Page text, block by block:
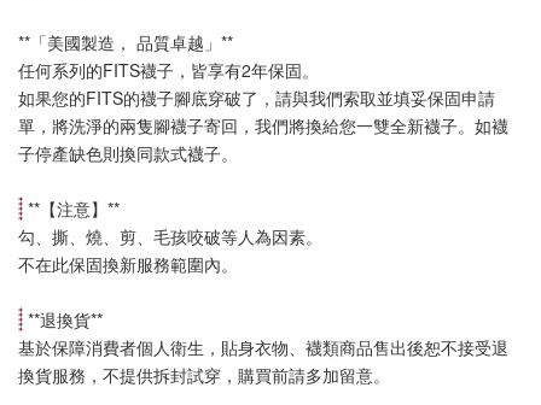
**「美國製造， 品質卓越」**
任何系列的FITS襪子，皆享有2年保固。
如果您的FITS的襪子腳底穿破了，請與我們索取並填妥保固申請
單，將洗淨的兩隻腳襪子寄回，我們將換給您一雙全新襪子。如襪
子停產缺色則換同款式襪子。
**【注意】**
勾、撕、燒、剪、毛孩咬破等人為因素。
不在此保固換新服務範圍內。
**退換貨**
基於保障消費者個人衛生，貼身衣物、襪類商品售出後恕不接受退
換貨服務，不提供拆封試穿，購買前請多加留意。